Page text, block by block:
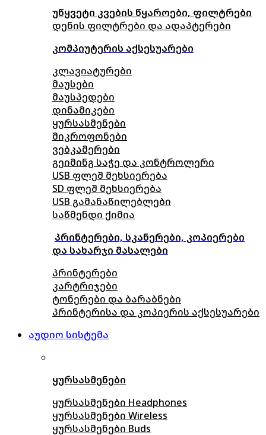
უწყვეტი კვების წყაროები, ფილტრები
დენის ფილტრები და ადაპტერები
კომპიუტერის აქსესუარები
კლავიატურები
მაუსები
მაუსპედები
დინამიკები
ყურსასმენები
მიკროფონები
ვებკამერები
გეიმინგ საჭე და კონტროლერი
USB ფლეშ მეხსიერება
SD ფლეშ მეხსიერება
USB გამანაწილებლები
საწმენდი ქიმია
პრინტერები, სკანერები, კოპიერები
და სახარჯი მასალები
პრინტერები
კარტრიჯები
ტონერები და ბარაბნები
პრინტერისა და კოპიერის აქსესუარები
აუდიო სისტემა
ყურსასმენები
ყურსასმენები Headphones
ყურსასმენები Wireless
ყურსასმენები Buds